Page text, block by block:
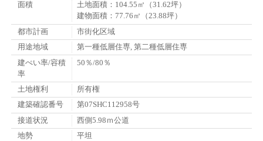
面積
土地面積：104.55㎡（31.62坪）
建物面積：77.76㎡（23.88坪）
都市計画
市街化区域
用途地域
第一種低層住専, 第二種低層住専
建ぺい率/容積
率
50％/80％
土地権利
所有権
建築確認番号
第07SHC112958号
接道状況
西側5.98ｍ公道
地勢
平坦